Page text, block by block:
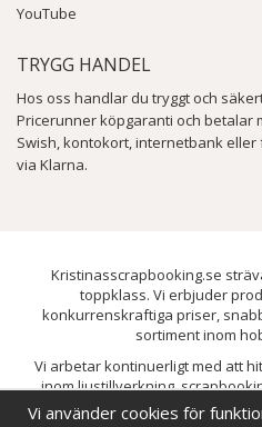
YouTube
TRYGG HANDEL
Hos oss handlar du tryggt och
Pricerunner köpgaranti och betalar
Swish, kontokort, internetbank eller
via Klarna.
Kristinasscrapbooking.se
toppklass. Vi erbjuder
konkurrenskraftiga priser,
sortiment inom
Vi arbetar kontinuerligt med att
inom ljustillverkning,
pyssel. Målet är att bredda
Vi använder cookies för